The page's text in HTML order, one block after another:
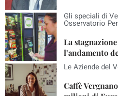
Gli speciali di
Osservatorio
La
l’andamento
Le Aziende del
Caffè